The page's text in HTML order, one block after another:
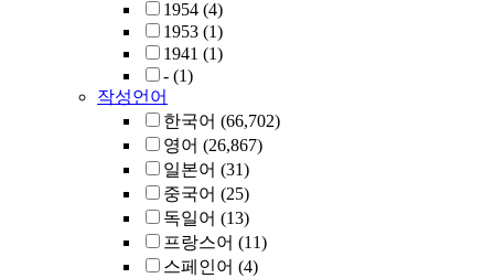
1954 (4)
1953 (1)
1941 (1)
- (1)
작성언어
한국어 (66,702)
영어 (26,867)
일본어 (31)
중국어 (25)
독일어 (13)
프랑스어 (11)
스페인어 (4)